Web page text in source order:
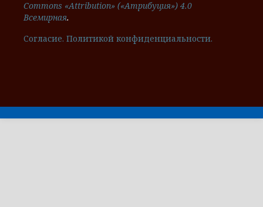
Commons «Attribution» («Атрибуция») 4.0
Всемирная.
Cогласие. Политикой конфиденциальности.